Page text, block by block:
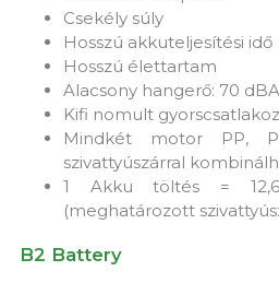
Csekély súly
Hosszú akkuteljesítési idő
Hosszú élettartam
Alacsony hangerő: 70 dBA
Kifi nomult
Mindkét motor PP,
szivattyúszárral
1 Akku töltés =
(meghatározott
B2 Battery